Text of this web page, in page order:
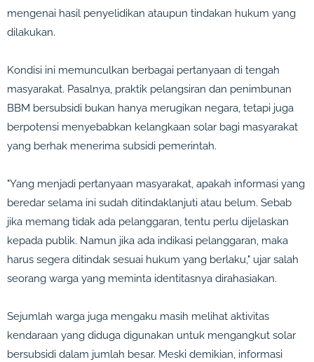
mengenai hasil penyelidikan ataupun tindakan hukum yang
dilakukan.
Kondisi ini memunculkan berbagai pertanyaan di tengah
masyarakat. Pasalnya, praktik pelangsiran dan penimbunan
BBM bersubsidi bukan hanya merugikan negara, tetapi juga
berpotensi menyebabkan kelangkaan solar bagi masyarakat
yang berhak menerima subsidi pemerintah.
"Yang menjadi pertanyaan masyarakat, apakah informasi yang
beredar selama ini sudah ditindaklanjuti atau belum. Sebab
jika memang tidak ada pelanggaran, tentu perlu dijelaskan
kepada publik. Namun jika ada indikasi pelanggaran, maka
harus segera ditindak sesuai hukum yang berlaku," ujar salah
seorang warga yang meminta identitasnya dirahasiakan.
Sejumlah warga juga mengaku masih melihat aktivitas
kendaraan yang diduga digunakan untuk mengangkut solar
bersubsidi dalam jumlah besar. Meski demikian, informasi